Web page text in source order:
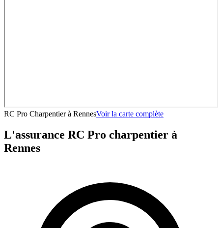
RC Pro Charpentierà RennesVoir la carte complète
L'assurance RC Pro charpentier à
Rennes